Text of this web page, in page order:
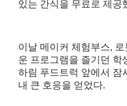
있는 간식을 무료로 제공
이날 메이커 체험부스,
운 프로그램을 즐기던 학
하림 푸드트럭 앞에서 잠
내 큰 호응을 얻었다.